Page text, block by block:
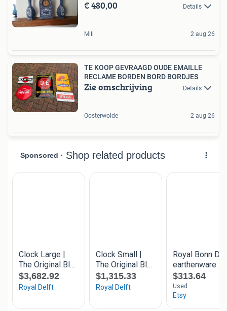
€ 480,00 Details
Mill 2 aug 26
TE KOOP GEVRAAGD OUDE EMAILLE
RECLAME BORDEN BORD BORDJES
Zie omschrijving Details
Oosterwolde 2 aug 26